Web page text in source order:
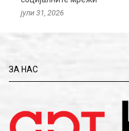
јули 31, 2026
ЗА НАС